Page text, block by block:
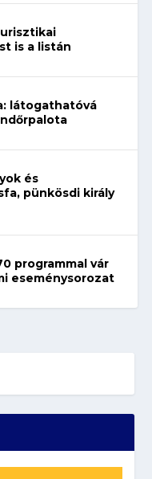
is a listán
látogathatóvá
és
pünkösdi király
programmal vár
eseménysorozat